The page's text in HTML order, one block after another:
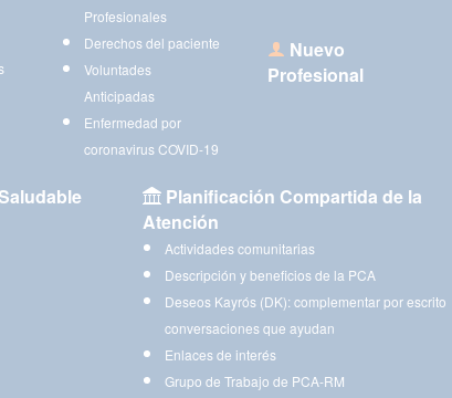
Profesionales
Derechos del paciente
Voluntades
Anticipadas
Enfermedad por
coronavirus COVID-19
Nuevo
Profesional
Planificación Compartida de la
Atención
Actividades comunitarias
Descripción y beneficios de la PCA
Deseos Kayrós (DK): complementar por escrito
conversaciones que ayudan
Enlaces de interés
Grupo de Trabajo de PCA-RM